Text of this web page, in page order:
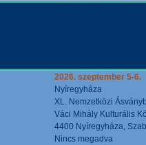
2026. szeptember 5-6.
Nyíregyháza
XL. Nemzetközi
Váci Mihály Kulturális
4400 Nyíregyháza,
Nincs megadva